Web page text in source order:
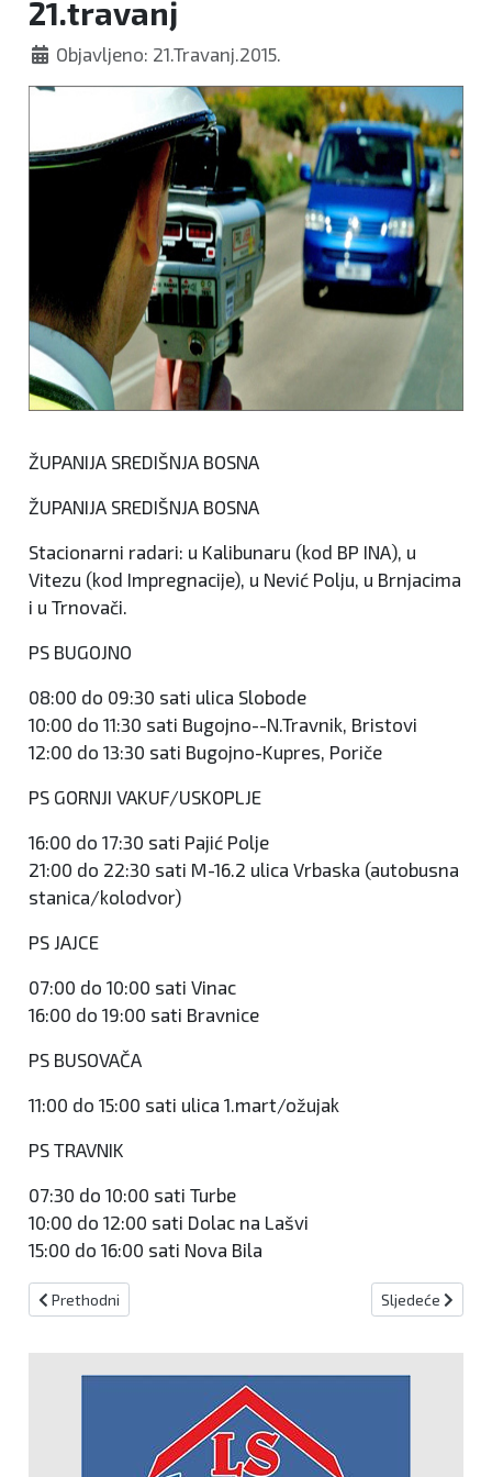
21.travanj
Objavljeno: 21.Travanj.2015.
ŽUPANIJA SREDIŠNJA BOSNA
ŽUPANIJA SREDIŠNJA BOSNA
Stacionarni radari: u Kalibunaru (kod BP INA), u
Vitezu (kod Impregnacije), u Nević Polju, u Brnjacima
i u Trnovači.
PS BUGOJNO
08:00 do 09:30 sati ulica Slobode
10:00 do 11:30 sati Bugojno--N.Travnik, Bristovi
12:00 do 13:30 sati Bugojno-Kupres, Poriče
PS GORNJI VAKUF/USKOPLJE
16:00 do 17:30 sati Pajić Polje
21:00 do 22:30 sati M-16.2 ulica Vrbaska (autobusna
stanica/kolodvor)
PS JAJCE
07:00 do 10:00 sati Vinac
16:00 do 19:00 sati Bravnice
PS BUSOVAČA
11:00 do 15:00 sati ulica 1.mart/ožujak
PS TRAVNIK
07:30 do 10:00 sati Turbe
10:00 do 12:00 sati Dolac na Lašvi
15:00 do 16:00 sati Nova Bila
Prethodni članak: POTICAJ RAZVOJU KREŠEVSKOG TURIZMA
Prethodni Sljedeći članak:
Sljedeće